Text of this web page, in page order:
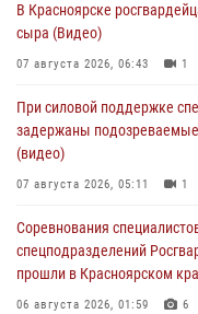
В Красноярске
сыра (Видео)
07 августа 2026, 06:43 1
При силовой поддержке
задержаны
(видео)
07 августа 2026, 05:11 1
Соревнования
спецподразделений
прошли в Красноярском
06 августа 2026, 01:59 6